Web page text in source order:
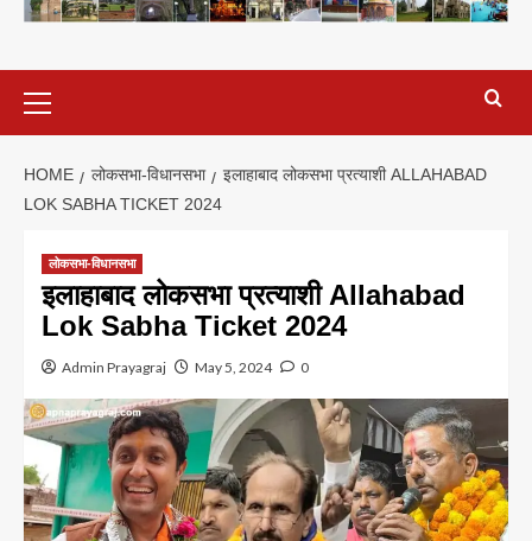
Menu
HOME लोकसभा-विधानसभा
इलाहाबाद लोकसभा प्रत्याशी ALLAHABAD
LOK SABHA TICKET 2024
लोकसभा-विधानसभा
इलाहाबाद लोकसभा प्रत्याशी Allahabad
Lok Sabha Ticket 2024
Admin Prayagraj May 5, 2024 0